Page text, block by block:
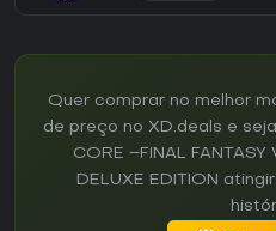
Quer comprar no melhor
de preço no XD.deals e
CORE –FINAL FANTASY
DELUXE EDITION